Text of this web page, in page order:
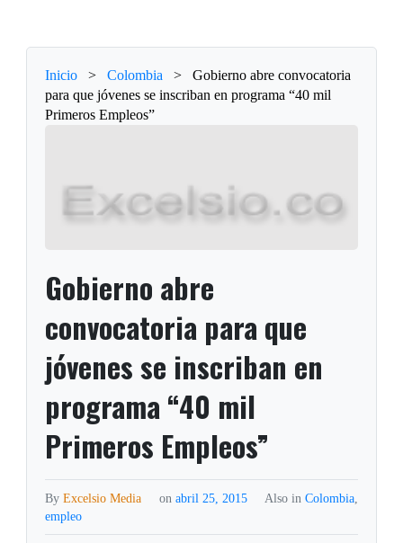
Inicio > Colombia >
Gobierno abre convocatoria
para que jóvenes se inscriban en programa “40 mil
Primeros Empleos”
Gobierno abre
convocatoria para que
jóvenes se inscriban en
programa “40 mil
Primeros Empleos”
ByExcelsio Media on abril 25, 2015 Also in Colombia,
empleo